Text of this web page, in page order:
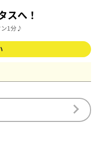
スへ！
ン1分♪